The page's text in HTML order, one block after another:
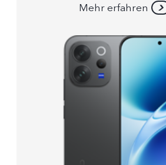
Mehr erfahren